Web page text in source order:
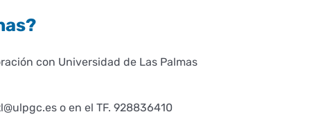
con Universidad de Las Palmas
o en el TF. 928836410